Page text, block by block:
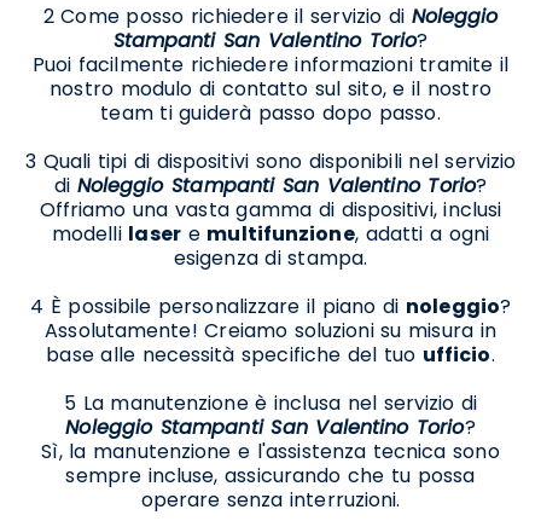
2 Come posso richiedere il servizio di Noleggio
Stampanti San Valentino Torio?
Puoi facilmente richiedere informazioni tramite il
nostro modulo di contatto sul sito, e il nostro
team ti guiderà passo dopo passo.
3 Quali tipi di dispositivi sono disponibili nel servizio
di Noleggio Stampanti San Valentino Torio?
Offriamo una vasta gamma di dispositivi, inclusi
modelli lasere multifunzione, adatti a ogni
esigenza di stampa.
4 È possibile personalizzare il piano di noleggio?
Assolutamente! Creiamo soluzioni su misura in
base alle necessità specifiche del tuo ufficio.
5 La manutenzione è inclusa nel servizio di
Noleggio Stampanti San Valentino Torio?
Sì, la manutenzione e l'assistenza tecnica sono
sempre incluse, assicurando che tu possa
operare senza interruzioni.